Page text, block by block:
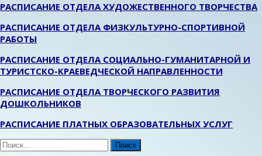
РАСПИСАНИЕ ОТДЕЛА ХУДОЖЕСТВЕННОГО ТВОРЧЕСТВА
РАСПИСАНИЕ ОТДЕЛА ФИЗКУЛЬТУРНО-СПОРТИВНОЙ
РАБОТЫ
РАСПИСАНИЕ ОТДЕЛА СОЦИАЛЬНО-ГУМАНИТАРНОЙ И
ТУРИСТСКО-КРАЕВЕДЧЕСКОЙ НАПРАВЛЕННОСТИ
РАСПИСАНИЕ ОТДЕЛА ТВОРЧЕСКОГО РАЗВИТИЯ
ДОШКОЛЬНИКОВ
РАСПИСАНИЕ ПЛАТНЫХ ОБРАЗОВАТЕЛЬНЫХ УСЛУГ
Найти: